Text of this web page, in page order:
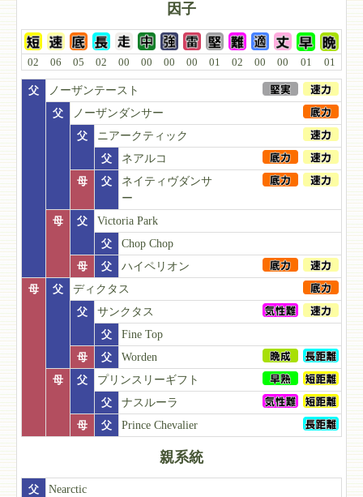
因子
02 06 05 02 00 00 00 00 01 02 00 00 01 01
父
ノーザンテースト
父
ノーザンダンサー
父
ニアークティック
父
ネアルコ
母
父
ネイティヴダンサ
ー
母
父
Victoria Park
父
Chop Chop
母
父
ハイペリオン
母
父
ディクタス
父
サンクタス
父
Fine Top
母
父
Worden
母
父
プリンスリーギフト
父
ナスルーラ
母
父 Prince Chevalier
親系統
父
Nearctic